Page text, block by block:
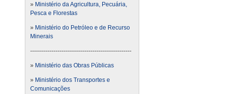
» Ministério da Agricultura, Pecuária,
Pesca e Florestas
» Ministério do Petróleo e de Recurso
Minerais
----------------------------------------------------
» Ministério das Obras Públicas
» Ministério dos Transportes e
Comunicações